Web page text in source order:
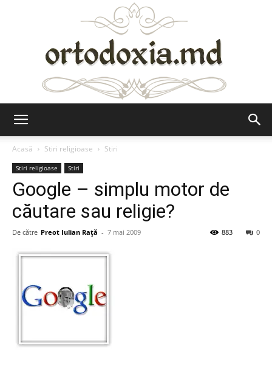
Acasă
Stiri religioase Stiri
Stiri religioase Stiri
Google – simplu motor de
căutare sau religie?
De către Preot Iulian Raţă - 7 mai 2009 0
883